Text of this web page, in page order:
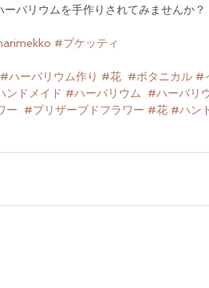
バリウムを手作りされてみませんか？
#プケッティ
#ハーバリウム作り #花 #ボタニカル #
ンドメイド #ハーバリウム #ハーバリ
ー #プリザーブドフラワー #花 #ハン